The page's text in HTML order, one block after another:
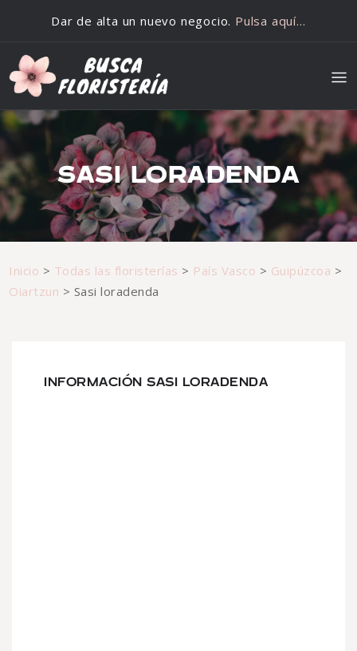
Dar de alta un nuevo negocio. Pulsa aquí…
SASI LORADENDA
Inicio > Todas las floristerías > País Vasco > Guipúzcoa >
Oiartzun > Sasi loradenda
INFORMACIÓN SASI LORADENDA